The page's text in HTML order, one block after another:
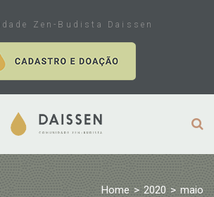
Zen-Budista Daissen
Home > 2020 > maio